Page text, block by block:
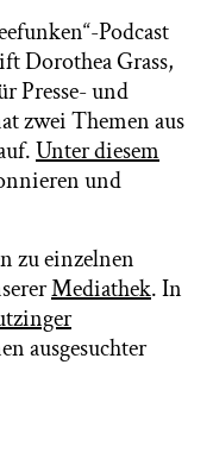
Podcast
Dorothea Grass,
Presse- und
zwei Themen aus
Unter diesem
und
zu einzelnen
Mediathek. In
ausgesuchter